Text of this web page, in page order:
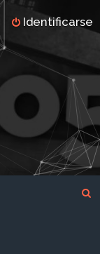
Identificarse